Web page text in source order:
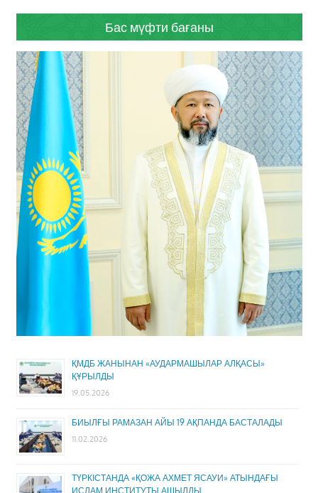
Бас мүфти бағаны
ҚМДБ ЖАНЫНАН «АУДАРМАШЫЛАР АЛҚАСЫ»
ҚҰРЫЛДЫ
19.05.2026
БИЫЛҒЫ РАМАЗАН АЙЫ 19 АҚПАНДА БАСТАЛАДЫ
11.02.2026
ТҮРКІСТАНДА «ҚОЖА АХМЕТ ЯСАУИ» АТЫНДАҒЫ
ИСЛАМ ИНСТИТУТЫ АШЫЛДЫ